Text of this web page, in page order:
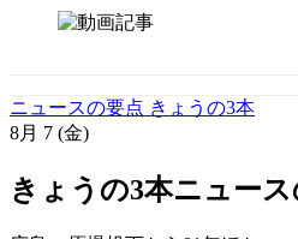
ニュースの要点 きょうの3本
8月 7 (金)
きょうの3本ニュース